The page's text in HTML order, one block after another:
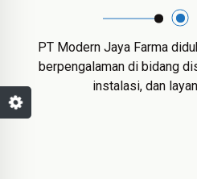
PT Modern Jaya Farma
berpengalaman di bidang
instalasi, dan